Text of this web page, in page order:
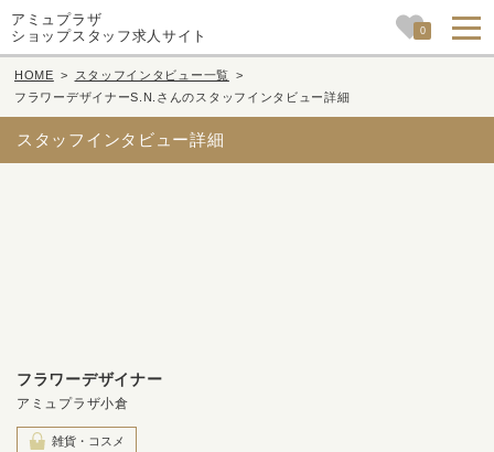
アミュプラザ
ショップスタッフ求人サイト
0
HOME > スタッフインタビュー一覧 >
フラワーデザイナーS.N.さんのスタッフインタビュー詳細
スタッフインタビュー詳細
フラワーデザイナー
アミュプラザ小倉
雑貨・コスメ